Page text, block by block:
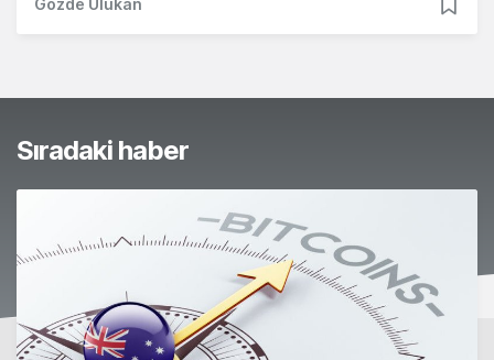
Gözde Ulukan
Sıradaki haber